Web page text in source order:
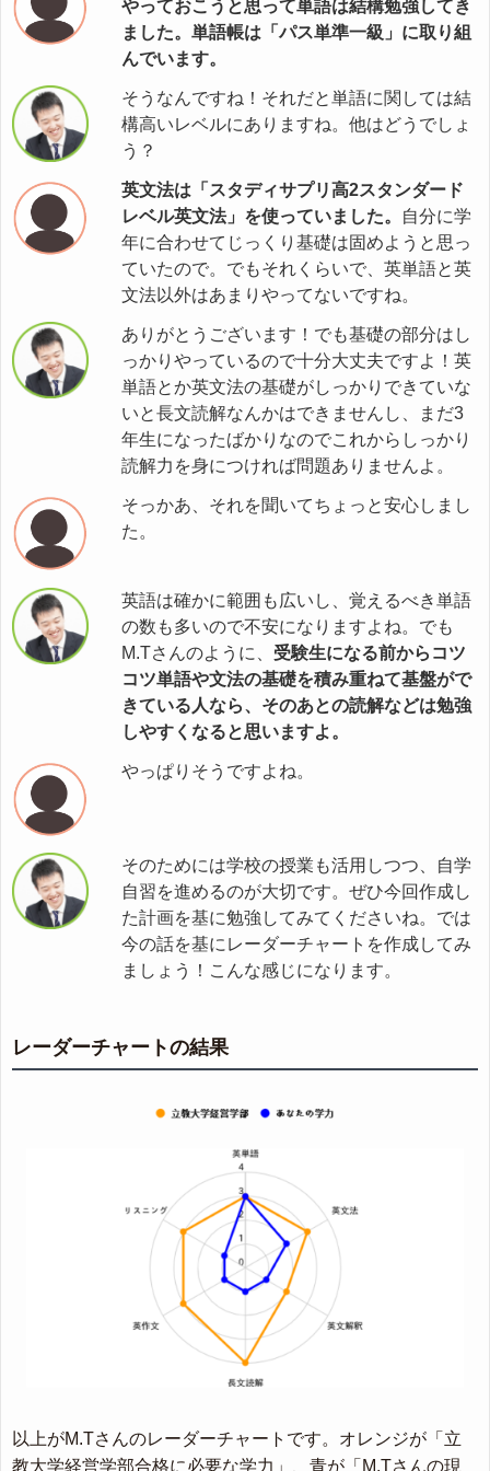
やっておこうと思って単語は結構勉強してき
ました。単語帳は「パス単準一級」に取り組
んでいます。
そうなんですね！それだと単語に関しては結
構高いレベルにありますね。他はどうでしょ
う？
英文法は「スタディサプリ高2スタンダード
レベル英文法」を使っていました。
自分に学
年に合わせてじっくり基礎は固めようと思っ
ていたので。でもそれくらいで、英単語と英
文法以外はあまりやってないですね。
ありがとうございます！でも基礎の部分はし
っかりやっているので十分大丈夫ですよ！英
単語とか英文法の基礎がしっかりできていな
いと長文読解なんかはできませんし、まだ3
年生になったばかりなのでこれからしっかり
読解力を身につければ問題ありませんよ。
そっかあ、それを聞いてちょっと安心しまし
た。
英語は確かに範囲も広いし、覚えるべき単語
の数も多いので不安になりますよね。でも
M.Tさんのように、 受験生になる前からコツ
コツ単語や文法の基礎を積み重ねて基盤がで
きている人なら、そのあとの読解などは勉強
しやすくなると思いますよ。
やっぱりそうですよね。
そのためには学校の授業も活用しつつ、自学
自習を進めるのが大切です。ぜひ今回作成し
た計画を基に勉強してみてくださいね。では
今の話を基にレーダーチャートを作成してみ
ましょう！こんな感じになります。
レーダーチャートの結果
以上がM.Tさんのレーダーチャートです。オレンジが「立
教大学経営学部合格に必要な学力」、青が「M.Tさんの現